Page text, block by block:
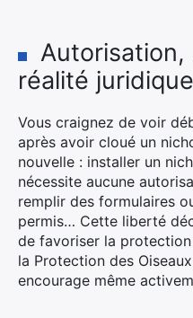
Autorisation,
réalité
Vous craignez de voir
après avoir cloué un
nouvelle : installer un
nécessite aucune
remplir des formulaires
permis… Cette liberté
de favoriser la protection
la Protection des
encourage même